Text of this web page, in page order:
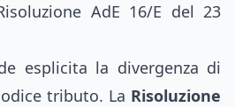
AdE 16/E del 23
esplicita la divergenza di
tributo. La Risoluzione